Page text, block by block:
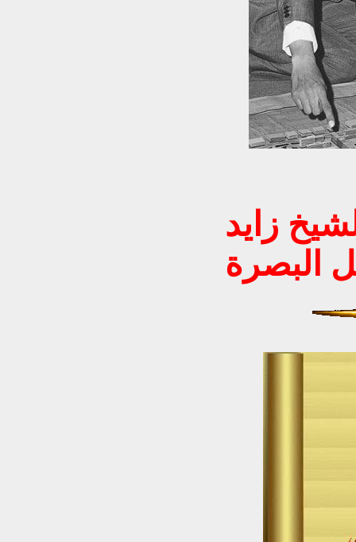
زايد
البصرة